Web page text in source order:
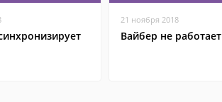
21 ноября 2018
Вайбер не работает